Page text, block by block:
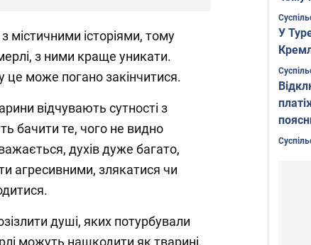
містичними історіями, тому
з ними краще уникати.
це може погано закінчитися.
відчувають сутності з
бачити те, чого не видно
духів дуже багато,
агресивними, злякатися чи
душі, яких потурбували
У